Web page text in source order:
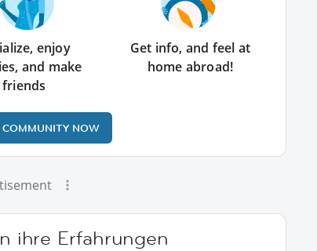
enjoy
and make
friends
Get info, and feel at
home abroad!
NOW
ihre Erfahrungen